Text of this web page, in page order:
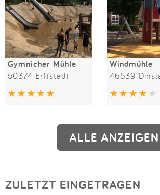
Gymnicher Mühle
50374 Erftstadt
Windmühle
46539
ALLE ANZEIGEN
ZULETZT EINGETRAGEN